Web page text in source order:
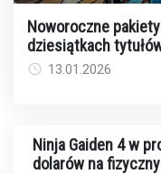
Noworoczne
dziesiątkach
13.01.2026
Ninja Gaiden 4 w
dolarów na